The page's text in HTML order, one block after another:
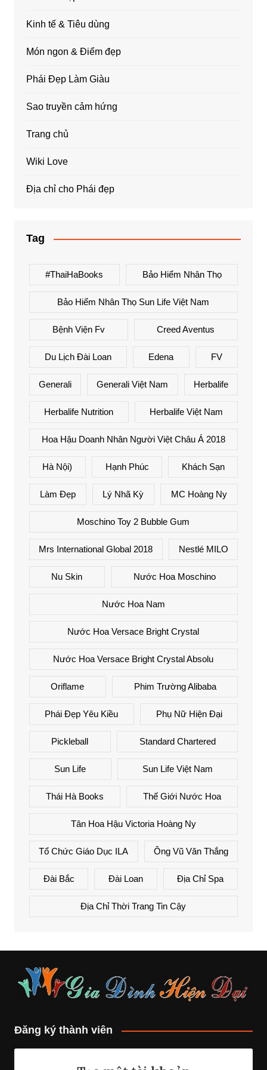
Kinh tế & Tiêu dùng
Món ngon & Điểm đẹp
Phái Đẹp Làm Giàu
Sao truyền cảm hứng
Trang chủ
Wiki Love
Địa chỉ cho Phái đẹp
Tag
#ThaiHaBooks Bảo Hiểm Nhân Thọ
Bảo Hiểm Nhân Thọ Sun Life Việt Nam
Bệnh Viện Fv Creed Aventus
Du Lịch Đài Loan Edena FV
Generali Generali Việt Nam Herbalife
Herbalife Nutrition Herbalife Việt Nam
Hoa Hậu Doanh Nhân Người Việt Châu Á 2018
Hà Nội) Hạnh Phúc Khách Sạn
Làm Đẹp Lý Nhã Kỳ MC Hoàng Ny
Moschino Toy 2 Bubble Gum
Mrs International Global 2018 Nestlé MILO
Nu Skin Nước Hoa Moschino
Nước Hoa Nam
Nước Hoa Versace Bright Crystal
Nước Hoa Versace Bright Crystal Absolu
Oriflame Phim Trường Alibaba
Phái Đẹp Yêu Kiều Phụ Nữ Hiện Đại
Pickleball Standard Chartered
Sun Life Sun Life Việt Nam
Thái Hà Books Thế Giới Nước Hoa
Tân Hoa Hậu Victoria Hoàng Ny
Tổ Chức Giáo Dục ILA Ông Vũ Văn Thắng
Đài Bắc Đài Loan Địa Chỉ Spa
Địa Chỉ Thời Trang Tin Cậy
Đăng ký thành viên